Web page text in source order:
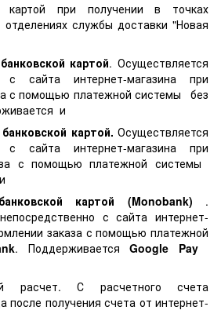
картой при получении в точках
службы доставки "Новая
картой. Осуществляется
с сайта интернет-магазина при
с помощью платежной системы
без
и
картой. Осуществляется
с сайта интернет-магазина при
с помощью платежной системы
и
картой
(Monobank) .
с сайта интернет-
заказа с помощью платежной
. ПоддерживаетсяGoogle Pay
расчет. С расчетного счета
после получения счета от интернет-